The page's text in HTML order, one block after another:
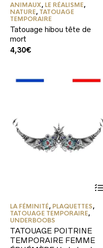
ANIMAUX, LE RÉALISME,
NATURE, TATOUAGE
TEMPORAIRE
Tatouage hibou tête de
mort
4,30€
LA FÉMINITÉ, PLAQUETTES,
TATOUAGE TEMPORAIRE,
UNDERBOOBS
TATOUAGE POITRINE
TEMPORAIRE FEMME